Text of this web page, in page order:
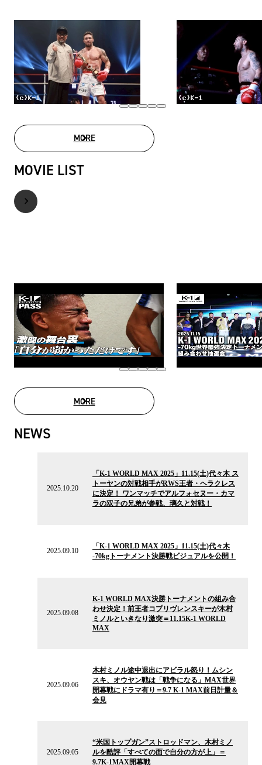
MOREPHOTO GALLERY
MOVIE LIST
MOREMOVIE LIST
NEWS
2025.10.20
「K-1 WORLD MAX 2025」11.15(土)代々木 ス
トーヤンの対戦相手がRWS王者・ヘラクレス
に決定！ ワンマッチでアルフォセヌー・カマ
ラの双子の兄弟が参戦、璃久と対戦！
2025.09.10
「K-1 WORLD MAX 2025」11.15(土)代々木
-70kgトーナメント決勝戦ビジュアルを公開！
2025.09.08
K-1 WORLD MAX決勝トーナメントの組み合
わせ決定！前王者コプリヴレンスキーが木村
ミノルといきなり激突＝11.15K-1 WORLD
MAX
2025.09.06
木村ミノル途中退出にアビラル怒り！ムシン
スキ、オウヤン戦は「戦争になる」MAX世界
開幕戦にドラマ有り＝9.7 K-1 MAX前日計量＆
会見
2025.09.05
“米国トップガン”ストロッドマン、木村ミノ
ルを酷評「すべての面で自分の方が上」＝
9.7K-1MAX開幕戦